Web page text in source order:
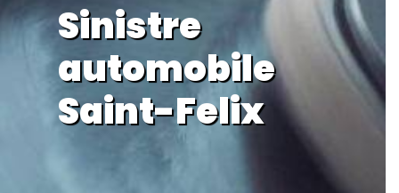
Sinistre
automobile
Saint-Felix